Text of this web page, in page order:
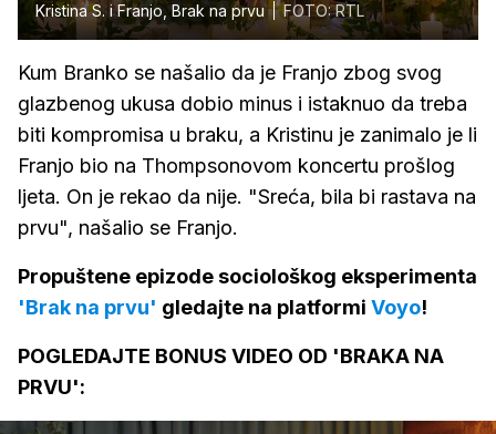
Kristina S. i Franjo, Brak na prvu FOTO: RTL
Kum Branko se našalio da je Franjo zbog svog
glazbenog ukusa dobio minus i istaknuo da treba
biti kompromisa u braku, a Kristinu je zanimalo je li
Franjo bio na Thompsonovom koncertu prošlog
ljeta. On je rekao da nije. "Sreća, bila bi rastava na
prvu", našalio se Franjo.
Propuštene epizode sociološkog eksperimenta
'Brak na prvu' gledajte na platformi Voyo!
POGLEDAJTE BONUS VIDEO OD 'BRAKA NA
PRVU':